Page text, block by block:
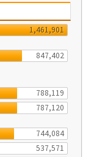
1,461,901
847,402
788,119
787,120
744,084
537,571